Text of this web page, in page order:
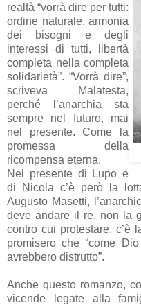
realtà “vorrà dire per tutti:
ordine naturale, armonia
dei bisogni e degli
interessi di tutti, libertà
completa nella completa
solidarietà”. “Vorrà dire”,
scriveva Malatesta,
perché l’anarchia sta
sempre nel futuro, mai
nel presente. Come la
promessa della
ricompensa eterna.
Nel presente di Lupo e
di Nicola c’è però la
Augusto Masetti,
deve andare il re, non la
contro cui protestare, c’è
promisero che “come
avrebbero distrutto”.
Anche questo romanzo,
vicende legate alla